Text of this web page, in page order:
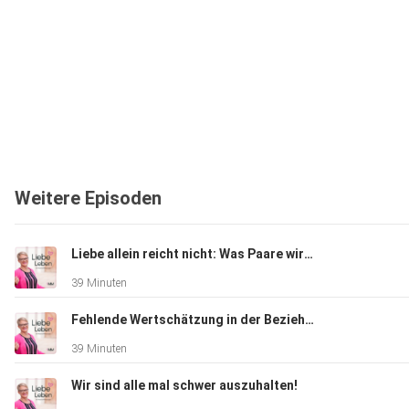
Weitere Episoden
Liebe allein reicht nicht: Was Paare wirklich brauchen
39 Minuten
Fehlende Wertschätzung in der Beziehung
39 Minuten
Wir sind alle mal schwer auszuhalten!